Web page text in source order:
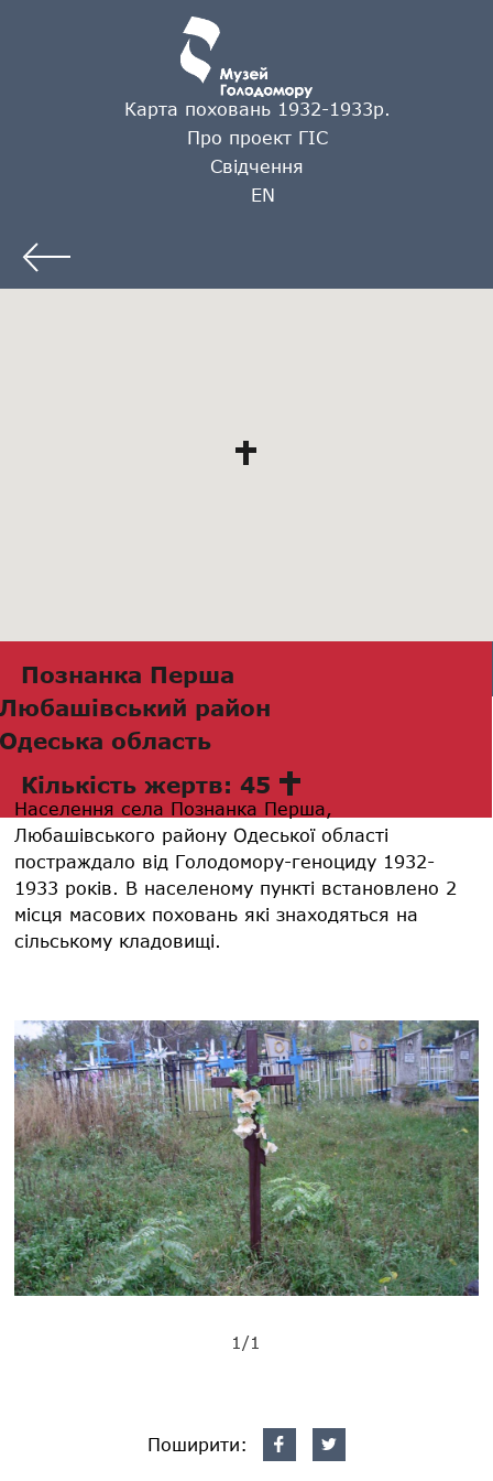
Карта поховань 1932-1933р.
Про проект ГІС
Свідчення
EN
Познанка Перша
Любашівський район
Одеська область
Кількість жертв: 45
Населення села Познанка Перша,
Любашівського району Одеської області
постраждало від Голодомору-геноциду 1932-
1933 років. В населеному пункті встановлено 2
місця масових поховань які знаходяться на
сільському кладовищі.
1/1
Поширити: